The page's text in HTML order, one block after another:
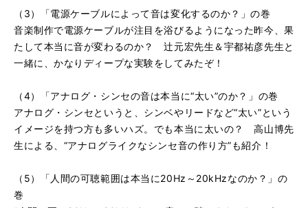
（3）「電源ケーブルによって音は変化するのか？」の巻
音楽制作で電源ケーブルが注目を浴びるようになった昨今、果
たして本当に音が変わるのか？ 辻元宏先生＆宇都祐彦先生と
一緒に、かなりディープな実験をしてみたぞ！
（4）「アナログ・シンセの音は本当に“太い”のか？」の巻
アナログ・シンセというと、シンベやリードなど“太い”という
イメージを持つ方も多いハズ。でも本当に太いの？ 高山博先
生による、“アナログライクなシンセ音の作り方”も紹介！
（5）「人間の可聴範囲は本当に20Hz～20kHzなのか？」の
巻